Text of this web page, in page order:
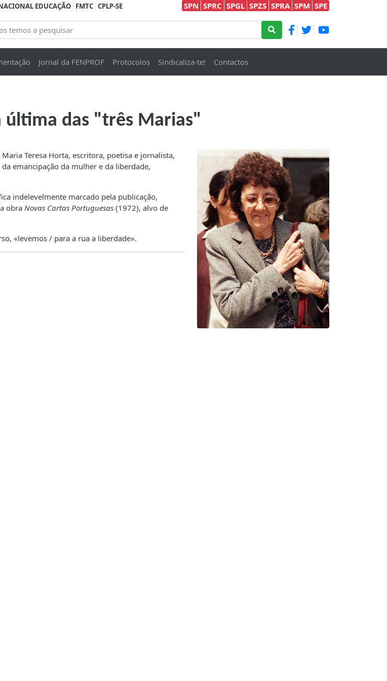
EDUCAÇÃO FMTC CPLP-SE SPN SPRC SPGL SPZS SPRA SPM SPE
Jornal da FENPROF Protocolos Sindicaliza-te! Contactos
última das "três Marias"
Teresa Horta, escritora, poetisa e jornalista,
emancipação da mulher e da liberdade,
indelevelmente marcado pela publicação,
obraNovas Cartas Portuguesas (1972), alvo de
«levemos / para a rua a liberdade».